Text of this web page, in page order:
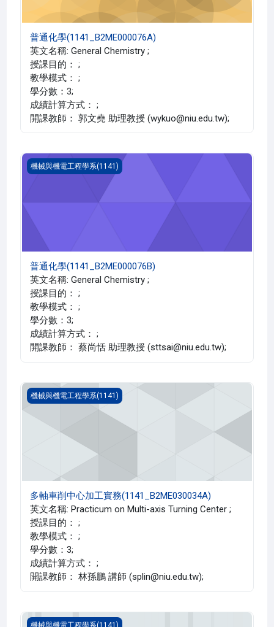
普通化學(1141_B2ME000076A)
英文名稱: General Chemistry ;
授課目的： ;
教學模式： ;
學分數：3;
成績計算方式： ;
開課教師： 郭文堯 助理教授 (wykuo@niu.edu.tw);
普通化學(1141_B2ME000076B)
機械與機電工程學系(1141)
普通化學(1141_B2ME000076B)
英文名稱: General Chemistry ;
授課目的： ;
教學模式： ;
學分數：3;
成績計算方式： ;
開課教師： 蔡尚恬 助理教授 (sttsai@niu.edu.tw);
多軸車削中心加工實務(1141_B2ME030034A)
機械與機電工程學系(1141)
多軸車削中心加工實務(1141_B2ME030034A)
英文名稱: Practicum on Multi-axis Turning Center ;
授課目的： ;
教學模式： ;
學分數：3;
成績計算方式： ;
開課教師： 林孫鵬 講師 (splin@niu.edu.tw);
專題研究 上(1141_B2ME000067A)
機械與機電工程學系(1141)